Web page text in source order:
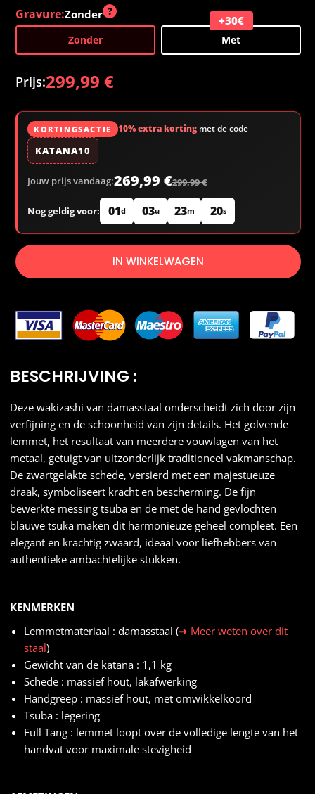
Gravure:Zonder
Zonder Met
299,99 €
KORTINGSACTIE 10% extra kortingmet de code
KATANA10
Jouw prijs vandaag:269,99 €299,99 €
Nog geldig voor: 01d 03u 23m 19s
IN WINKELWAGEN
BESCHRIJVING :
Deze wakizashi van damasstaal onderscheidt zich door zijn
verfijning en de schoonheid van zijn details. Het golvende
lemmet, het resultaat van meerdere vouwlagen van het
metaal, getuigt van uitzonderlijk traditioneel vakmanschap.
De zwartgelakte schede, versierd met een majestueuze
draak, symboliseert kracht en bescherming. De fijn
bewerkte messing tsuba en de met de hand gevlochten
blauwe tsuka maken dit harmonieuze geheel compleet. Een
elegant en krachtig zwaard, ideaal voor liefhebbers van
authentieke ambachtelijke stukken.
KENMERKEN
Lemmetmateriaal : damasstaal (
Meer weten over dit
staal)
Gewicht van de katana : 1,1 kg
Schede : massief hout, lakafwerking
Handgreep : massief hout, met omwikkelkoord
Tsuba : legering
Full Tang : lemmet loopt over de volledige lengte van het
handvat voor maximale stevigheid